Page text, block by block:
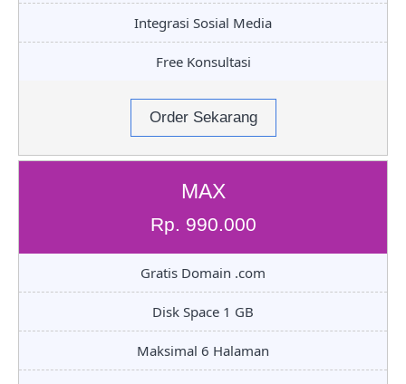
Integrasi Sosial Media
Free Konsultasi
Order Sekarang
MAX
Rp. 990.000
Gratis Domain .com
Disk Space 1 GB
Maksimal 6 Halaman